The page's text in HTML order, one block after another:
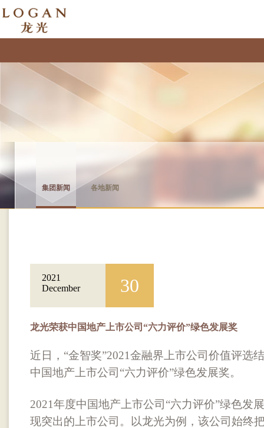
集团新闻 各地新闻
2021
December
30
龙光荣获中国地产上市公司“六力评价”绿色发展奖
近日，“金智奖”2021金融界上市公司价值评选
中国地产上市公司“六力评价”绿色发展奖。
2021年度中国地产上市公司“六力评价”绿色发
现突出的上市公司。以龙光为例，该公司始终